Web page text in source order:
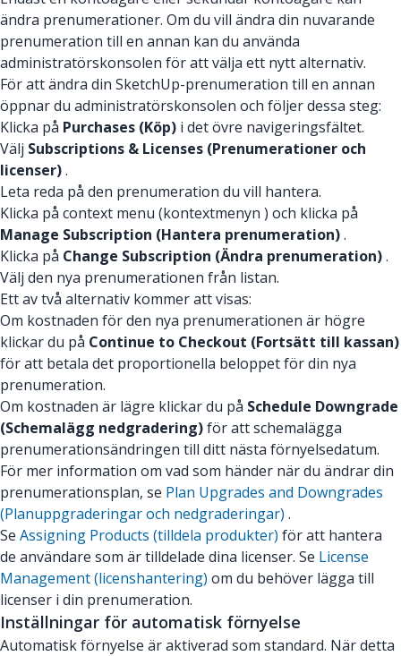
ändra prenumerationer. Om du vill ändra din nuvarande
prenumeration till en annan kan du använda
administratörskonsolen för att välja ett nytt alternativ.
För att ändra din SketchUp-prenumeration till en annan
öppnar du administratörskonsolen och följer dessa steg:
Klicka på Purchases (Köp) i det övre navigeringsfältet.
Välj Subscriptions & Licenses (Prenumerationer och
licenser).
Leta reda på den prenumeration du vill hantera.
Klicka på context menu (kontextmenyn ) och klicka på
Manage Subscription (Hantera prenumeration).
Klicka på Change Subscription (Ändra prenumeration).
Välj den nya prenumerationen från listan.
Ett av två alternativ kommer att visas:
Om kostnaden för den nya prenumerationen är högre
klickar du på Continue to Checkout (Fortsätt till kassan)
för att betala det proportionella beloppet för din nya
prenumeration.
Om kostnaden är lägre klickar du på Schedule Downgrade
(Schemalägg nedgradering)för att schemalägga
prenumerationsändringen till ditt nästa förnyelsedatum.
För mer information om vad som händer när du ändrar din
prenumerationsplan, se Plan Upgrades and Downgrades
(Planuppgraderingar och nedgraderingar) .
Se Assigning Products (tilldela produkter) för att hantera
de användare som är tilldelade dina licenser. Se License
Management (licenshantering) om du behöver lägga till
licenser i din prenumeration.
Inställningar för automatisk förnyelse
Automatisk förnyelse är aktiverad som standard. När detta